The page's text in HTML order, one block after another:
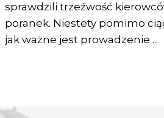
sprawdzili trzeźwość
poranek. Niestety pomimo
jak ważne jest prowadzenie ...